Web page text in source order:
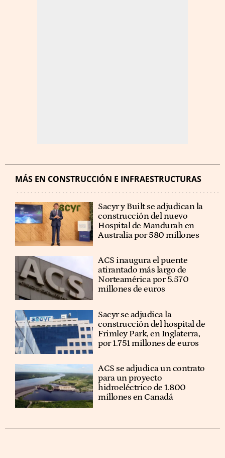
MÁS EN CONSTRUCCIÓN E INFRAESTRUCTURAS
Sacyr y Built se adjudican la
construcción del nuevo
Hospital de Mandurah en
Australia por 580 millones
ACS inaugura el puente
atirantado más largo de
Norteamérica por 5.570
millones de euros
Sacyr se adjudica la
construcción del hospital de
Frimley Park, en Inglaterra,
por 1.751 millones de euros
ACS se adjudica un contrato
para un proyecto
hidroeléctrico de 1.800
millones en Canadá